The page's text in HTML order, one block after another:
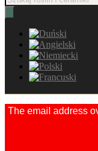
The email address